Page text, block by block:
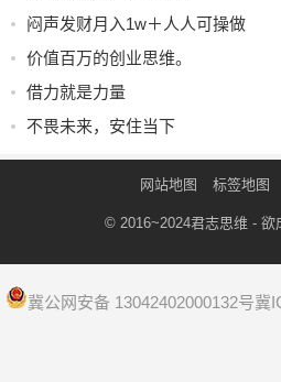
闷声发财月入1w＋人人可操做
价值百万的创业思维。
借力就是力量
不畏未来，安住当下
网站地图 标签地图
© 2016~2024君志思维- 欲
冀公网安备 13042402000132号冀